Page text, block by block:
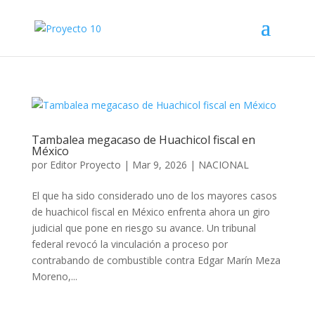
Tambalea megacaso de Huachicol fiscal en
México
por Editor Proyecto | Mar 9, 2026 | NACIONAL
El que ha sido considerado uno de los mayores casos
de huachicol fiscal en México enfrenta ahora un giro
judicial que pone en riesgo su avance. Un tribunal
federal revocó la vinculación a proceso por
contrabando de combustible contra Edgar Marín Meza
Moreno,...